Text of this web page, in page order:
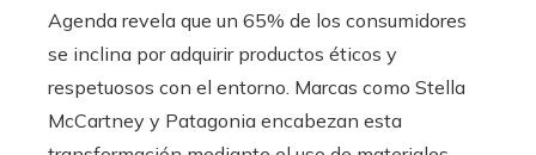
Agenda revela que un 65% de los consumidores
se inclina por adquirir productos éticos y
respetuosos con el entorno. Marcas como Stella
McCartney y Patagonia encabezan esta